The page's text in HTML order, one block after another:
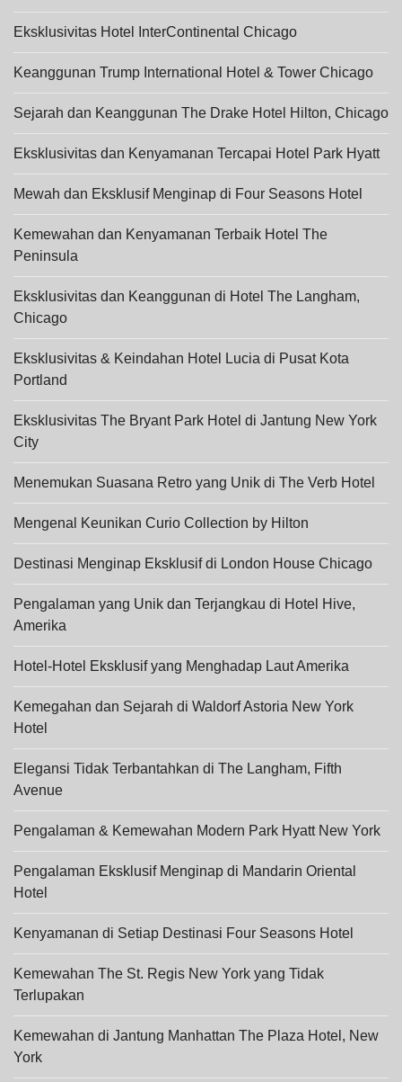
Eksklusivitas Hotel InterContinental Chicago
Keanggunan Trump International Hotel & Tower Chicago
Sejarah dan Keanggunan The Drake Hotel Hilton, Chicago
Eksklusivitas dan Kenyamanan Tercapai Hotel Park Hyatt
Mewah dan Eksklusif Menginap di Four Seasons Hotel
Kemewahan dan Kenyamanan Terbaik Hotel The
Peninsula
Eksklusivitas dan Keanggunan di Hotel The Langham,
Chicago
Eksklusivitas & Keindahan Hotel Lucia di Pusat Kota
Portland
Eksklusivitas The Bryant Park Hotel di Jantung New York
City
Menemukan Suasana Retro yang Unik di The Verb Hotel
Mengenal Keunikan Curio Collection by Hilton
Destinasi Menginap Eksklusif di London House Chicago
Pengalaman yang Unik dan Terjangkau di Hotel Hive,
Amerika
Hotel-Hotel Eksklusif yang Menghadap Laut Amerika
Kemegahan dan Sejarah di Waldorf Astoria New York
Hotel
Elegansi Tidak Terbantahkan di The Langham, Fifth
Avenue
Pengalaman & Kemewahan Modern Park Hyatt New York
Pengalaman Eksklusif Menginap di Mandarin Oriental
Hotel
Kenyamanan di Setiap Destinasi Four Seasons Hotel
Kemewahan The St. Regis New York yang Tidak
Terlupakan
Kemewahan di Jantung Manhattan The Plaza Hotel, New
York